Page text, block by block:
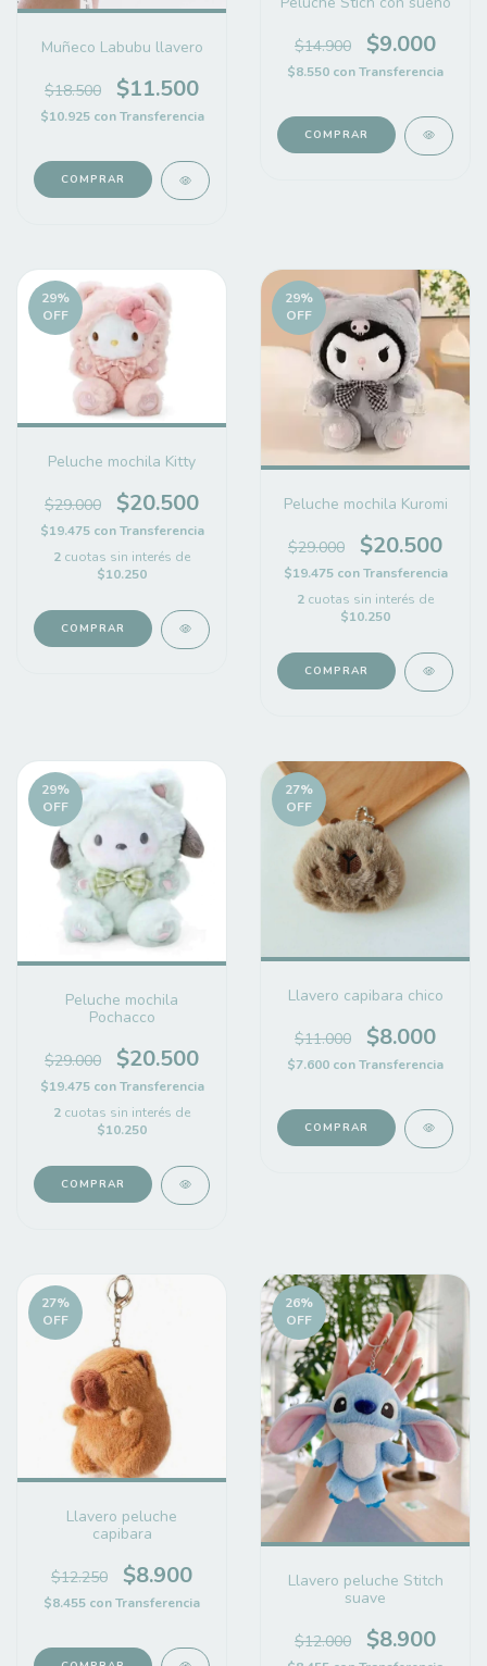
Muñeco Labubu llavero
$18.500 $11.500
$10.925 con Transferencia
COMPRAR
$14.900 $9.000
$8.550 conTransferencia
29%
OFF
Peluche mochila Kitty
$29.000 $20.500
$19.475 con Transferencia
2 cuotas sin interés de
$10.250
29%
OFF
Peluche mochila Kuromi
$29.000 $20.500
$19.475 con Transferencia
2 cuotas sin interés de
$10.250
29%
OFF
Peluche mochila
Pochacco
$29.000 $20.500
$19.475 con Transferencia
2 cuotas sin interés de
$10.250
27%
OFF
Llavero capibara chico
$11.000 $8.000
$7.600 conTransferencia
27%
OFF
Llavero peluche
capibara
$12.250 $8.900
$8.455 conTransferencia
26%
OFF
Llavero peluche Stitch
suave
$12.000 $8.900